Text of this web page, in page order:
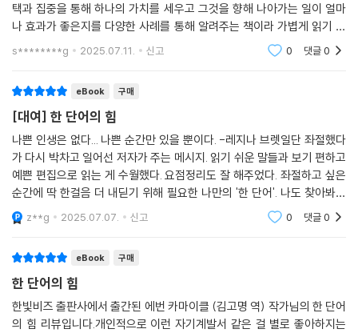
택과 집중을 통해 하나의 가치를 세우고 그것을 향해 나아가는 일이 얼마
나 효과가 좋은지를 다양한 사례를 통해 알려주는 책이라 가볍게 읽기 좋
s********g 2025.07.11. 신고 0 댓글0
eBook 구매
[대여] 한 단어의 힘
나쁜 인생은 없다... 나쁜 순간만 있을 뿐이다. -레지나 브렛일단 좌절했다
가 다시 박차고 일어선 저자가 주는 메시지. 읽기 쉬운 말들과 보기 편하고
예쁜 편집으로 읽는 게 수월했다. 요점정리도 잘 해주었다. 좌절하고 싶은
순간에 딱 한걸음 더 내딛기 위해 필요한 나만의 '한 단어'. 나도 찾아봐야
겠다.z**g 2025.07.07. 신고 0 댓글0
eBook 구매
한 단어의 힘
한빛비즈 출판사에서 출간된 에번 카마이클 (김고명 역) 작가님의 한 단어
의 힘 리뷰입니다.개인적으로 이런 자기계발서 같은 걸 별로 좋아하지는